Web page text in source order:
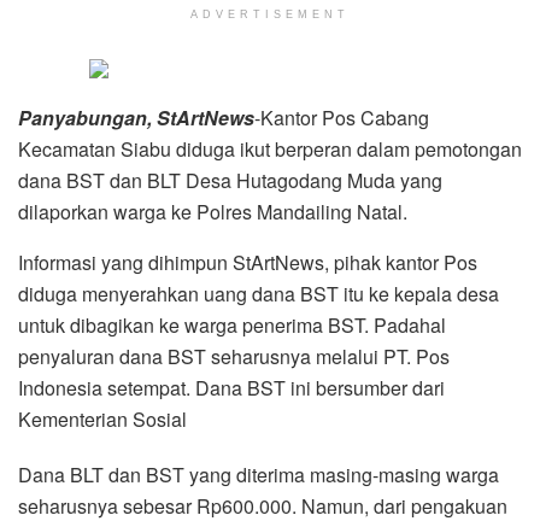
ADVERTISEMENT
Panyabungan, StArtNews-Kantor Pos Cabang
Kecamatan Siabu diduga ikut berperan dalam pemotongan
dana BST dan BLT Desa Hutagodang Muda yang
dilaporkan warga ke Polres Mandailing Natal.
Informasi yang dihimpun StArtNews, pihak kantor Pos
diduga menyerahkan uang dana BST itu ke kepala desa
untuk dibagikan ke warga penerima BST. Padahal
penyaluran dana BST seharusnya melalui PT. Pos
Indonesia setempat. Dana BST ini bersumber dari
Kementerian Sosial
Dana BLT dan BST yang diterima masing-masing warga
seharusnya sebesar Rp600.000. Namun, dari pengakuan